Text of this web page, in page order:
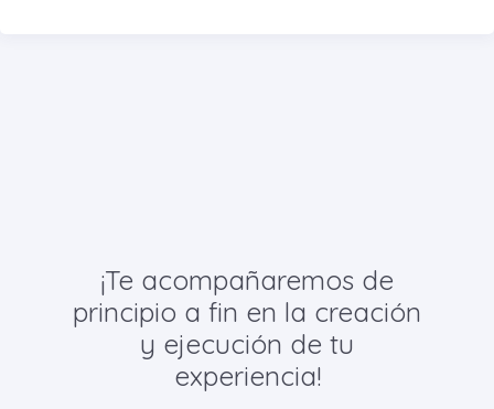
¡Te acompañaremos de
principio a fin en la creación
y ejecución de tu
experiencia!